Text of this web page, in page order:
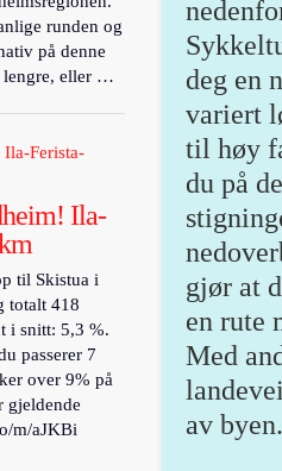
deg en
variert
til høy
du på
gjør at
en rute
Med
av
runden og
på denne
lengre, eller …
Ila-
til Skistua i
totalt 418
i snitt: 5,3 %.
passerer 7
over 9% på
gjeldende
m/aJKBi